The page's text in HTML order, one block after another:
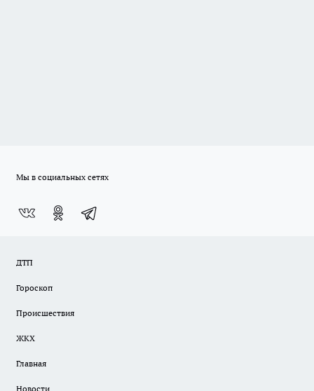
Мы в социальных сетях
ДТП
Гороскоп
Происшествия
ЖКХ
Главная
Новости